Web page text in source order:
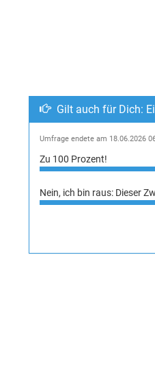
Gilt auch für Dich:
Umfrage endete am 18.06.2026
Zu 100 Prozent!
Nein, ich bin raus: Dieser